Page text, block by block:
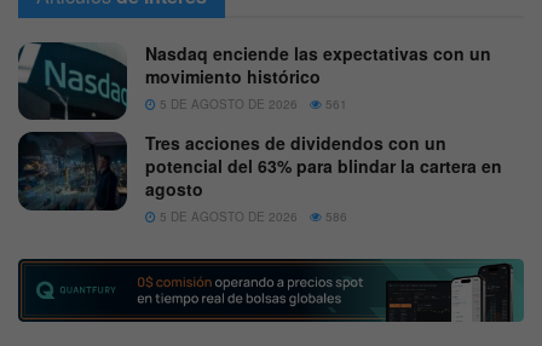
Nasdaq enciende las expectativas con un
movimiento histórico
5 DE AGOSTO DE 2026 561
Tres acciones de dividendos con un
potencial del 63% para blindar la cartera en
agosto
5 DE AGOSTO DE 2026 586